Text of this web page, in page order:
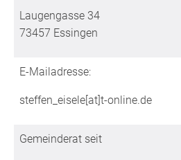
Laugengasse 34
73457 Essingen
E-Mailadresse:
steffen_eisele[at]t-online.de
Gemeinderat seit